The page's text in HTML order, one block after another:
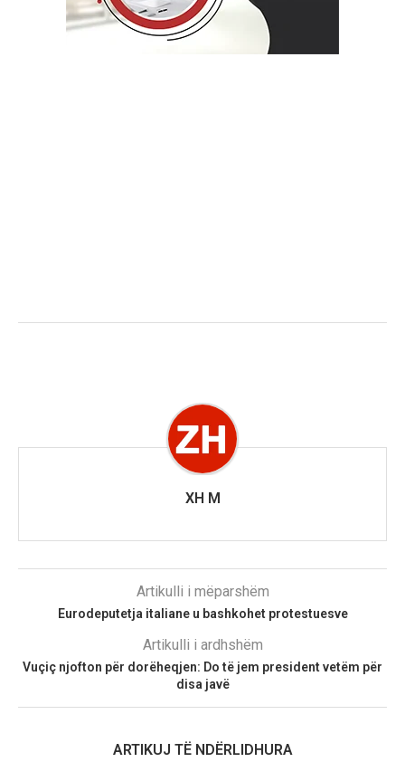
XH M
Artikulli i mëparshëm
Eurodeputetja italiane u bashkohet protestuesve
Artikulli i ardhshëm
Vuçiç njofton për dorëheqjen: Do të jem president vetëm për
disa javë
ARTIKUJ TË NDËRLIDHURA